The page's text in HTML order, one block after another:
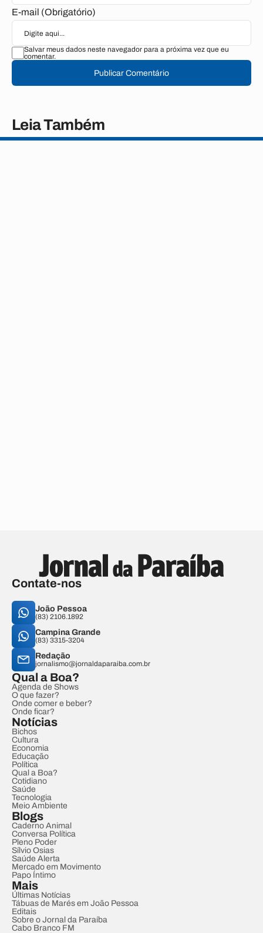
E-mail (Obrigatório)
Salvar meus dados neste navegador para a próxima vez que eu
comentar.
Publicar Comentário
Leia Também
Contate-nos
João Pessoa
(83) 2106.1892
Campina Grande
(83) 3315-3204
Redação
jornalismo@jornaldaparaiba.com.br
Qual a Boa?
Agenda de Shows
O que fazer?
Onde comer e beber?
Onde ficar?
Notícias
Bichos
Cultura
Economia
Educação
Política
Qual a Boa?
Cotidiano
Saúde
Tecnologia
Meio Ambiente
Blogs
Caderno Animal
Conversa Política
Pleno Poder
Sílvio Osias
Saúde Alerta
Mercado em Movimento
Papo Íntimo
Mais
Últimas Notícias
Tábuas de Marés em João Pessoa
Editais
Sobre o Jornal da Paraíba
Cabo Branco FM